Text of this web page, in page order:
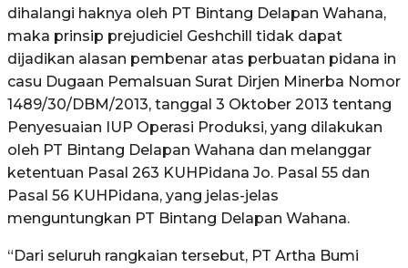
dihalangi haknya oleh PT Bintang Delapan Wahana,
maka prinsip prejudiciel Geshchill tidak dapat
dijadikan alasan pembenar atas perbuatan pidana in
casu Dugaan Pemalsuan Surat Dirjen Minerba Nomor
1489/30/DBM/2013, tanggal 3 Oktober 2013 tentang
Penyesuaian IUP Operasi Produksi, yang dilakukan
oleh PT Bintang Delapan Wahana dan melanggar
ketentuan Pasal 263 KUHPidana Jo. Pasal 55 dan
Pasal 56 KUHPidana, yang jelas-jelas
menguntungkan PT Bintang Delapan Wahana.
“Dari seluruh rangkaian tersebut, PT Artha Bumi